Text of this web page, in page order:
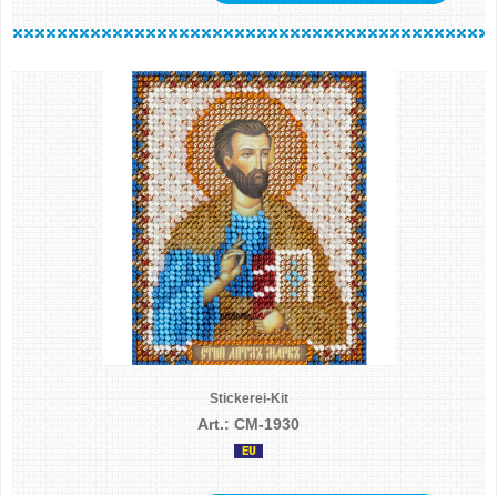
Stickerei-Kit
Art.: CM-1930